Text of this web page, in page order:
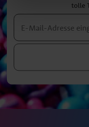
tolle